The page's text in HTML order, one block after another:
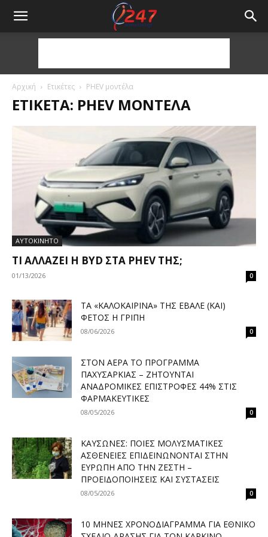
Αρχική Ετικέτες PHEV μοντέλα
ΕΤΙΚΈΤΑ: PHEV ΜΟΝΤΈΛΑ
ΑΥΤΟΚΙΝΗΤΟ
ΤΙ ΑΛΛΆΖΕΙ Η BYD ΣΤΑ PHEV ΤΗΣ;
01/13/2026 0
ΤΑ «ΚΑΛΟΚΑΙΡΙΝΆ» ΤΗΣ ΈΒΑΛΕ (ΚΑΙ)
ΦΈΤΟΣ Η ΓΡΊΠΗ
08/06/2026 0
ΣΤΟΝ ΑΈΡΑ ΤΟ ΠΡΌΓΡΑΜΜΑ
ΠΑΧΥΣΑΡΚΊΑΣ – ΖΗΤΟΎΝΤΑΙ
ΑΝΑΔΡΟΜΙΚΈΣ ΕΠΙΣΤΡΟΦΈΣ 44% ΣΤΙΣ
ΦΑΡΜΑΚΕΥΤΙΚΈΣ
08/05/2026 0
ΚΑΎΣΩΝΕΣ: ΠΟΙΕΣ ΜΟΛΥΣΜΑΤΙΚΈΣ
ΑΣΘΈΝΕΙΕΣ ΕΠΙΔΕΙΝΏΝΟΝΤΑΙ ΣΤΗΝ
ΕΥΡΏΠΗ ΑΠΌ ΤΗΝ ΖΈΣΤΗ –
ΠΡΟΕΙΔΟΠΟΙΉΣΕΙΣ ΚΑΙ ΣΥΣΤΆΣΕΙΣ
08/05/2026 0
10 ΜΉΝΕΣ ΧΡΟΝΟΔΙΆΓΡΑΜΜΑ ΓΙΑ ΕΘΝΙΚΌ